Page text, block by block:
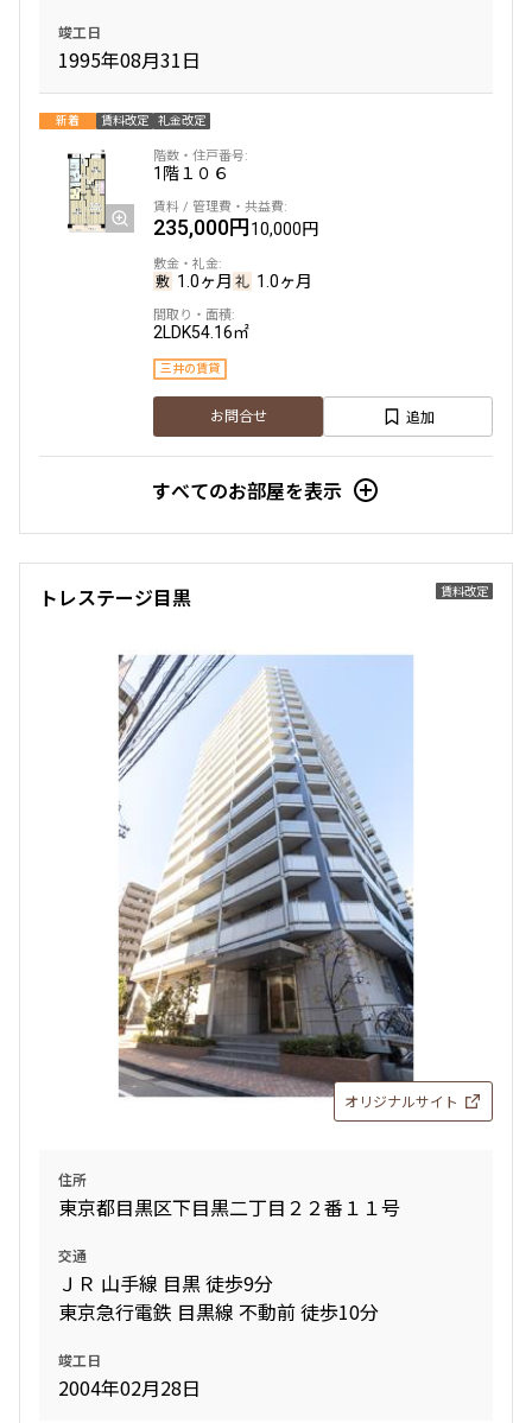
竣工日
1995年08月31日
新着 賃料改定 礼金改定
1階１０６
235,000円10,000円
1.0ヶ月 1.0ヶ月
2LDK54.16㎡
三井の賃貸
お問合せ 追加
すべてのお部屋を表示
賃料改定
トレステージ目黒
オリジナルサイト
住所
東京都目黒区下目黒二丁目２２番１１号
交通
ＪＲ 山手線 目黒 徒歩9分
東京急行電鉄 目黒線 不動前 徒歩10分
竣工日
2004年02月28日